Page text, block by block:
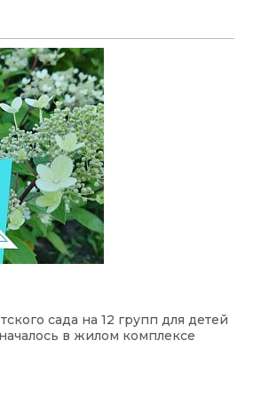
сада на 12 групп для детей
в жилом комплексе